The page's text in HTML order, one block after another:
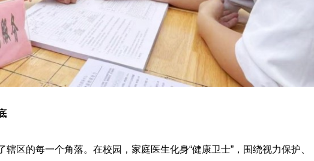
区的每一个角落。在校园，家庭医生化身“健康卫士”，围绕视力保护、